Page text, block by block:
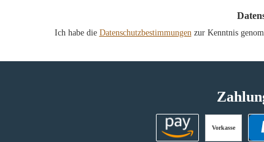
Ich habe die Datenschutzbestimmungenzur Kenntnis
Vorkasse